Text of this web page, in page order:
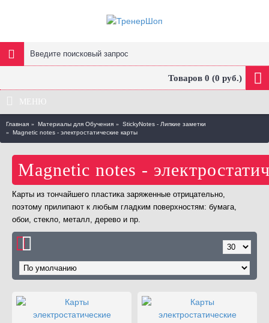
Товаров 0 (0 руб.)
МЕНЮ
Главная Материалы для Обучения
StickyNotes - Липкие заметки
Magnetic notes - электростатические карты
Magnetic notes -
Карты из тончайшего пластика заряженные отрицательно,
поэтому прилипают к любым гладким поверхностям: бумага,
обои, стекло, металл, дерево и пр.